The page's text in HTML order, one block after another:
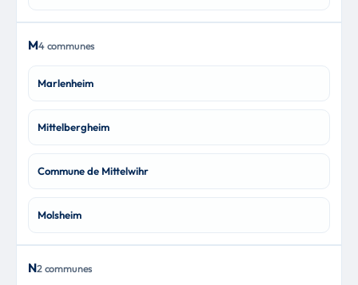
M4 communes
Marlenheim
Mittelbergheim
Commune de Mittelwihr
Molsheim
N2 communes